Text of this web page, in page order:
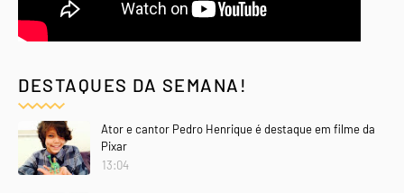
DESTAQUES DA SEMANA!
Ator e cantor Pedro Henrique é destaque em filme da
Pixar
13:04